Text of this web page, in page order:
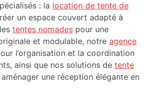
: la location de tente de
un espace couvert adapté à
tentes nomades pour une
et modulable, notre agence
l’organisation et la coordination
ainsi que nos solutions de tente
une réception élégante en